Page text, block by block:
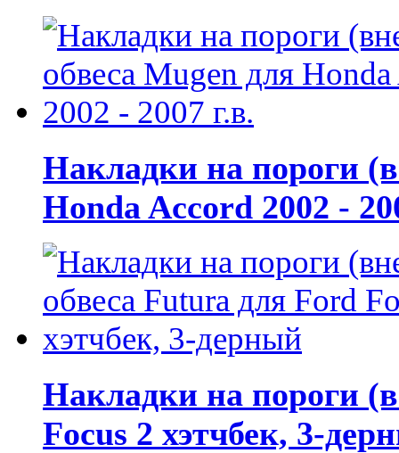
Накладки на пороги
Honda Accord 2002 -
Накладки на пороги
Focus 2 хэтчбек, 3-